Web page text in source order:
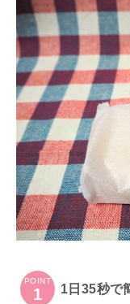
POINT
1 1日35秒で